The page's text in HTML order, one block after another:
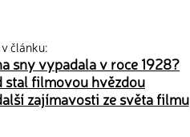
článku:
sny vypadala v roce 1928?
stal filmovou hvězdou
zajímavosti ze světa filmu